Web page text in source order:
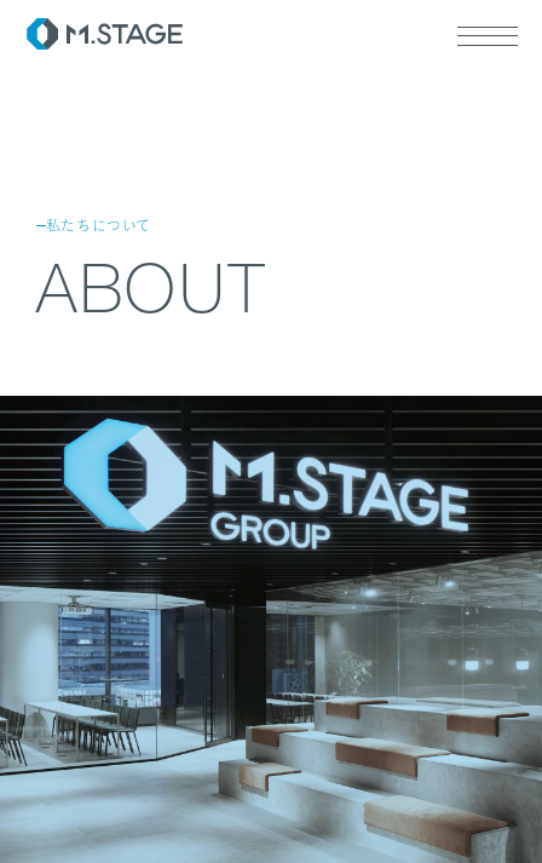
ABOUT TOP
会社情報
SERVICE TOP
SANPO NAVI
DR.転職なび
DR.アルなび
プライバシーポリシー
情報セキュリティに関する方針
医療人材事業許可内容について
私たちについて
ABOUT